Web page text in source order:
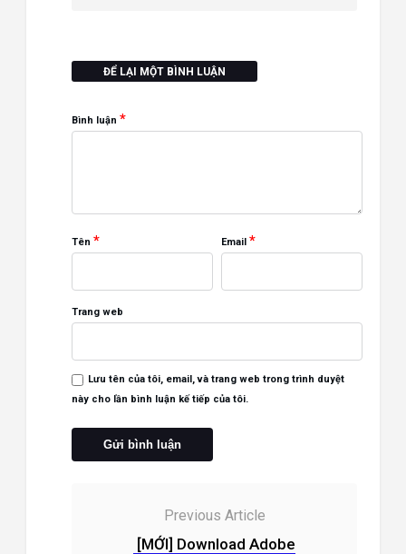
ĐỂ LẠI MỘT BÌNH LUẬN
Bình luận *
Tên * Email *
Trang web
Lưu tên của tôi, email, và trang web trong trình duyệt
này cho lần bình luận kế tiếp của tôi.
Previous Article
[MỚI] Download Adobe